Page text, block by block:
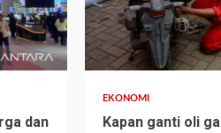
dan
EKONOMI
Kapan ganti oli